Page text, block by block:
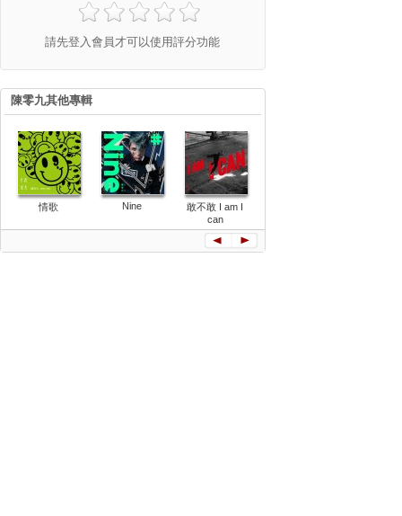
請先登入會員才可以使用評分功能
陳零九其他專輯
情歌 Nine
敢不敢 I am I
can